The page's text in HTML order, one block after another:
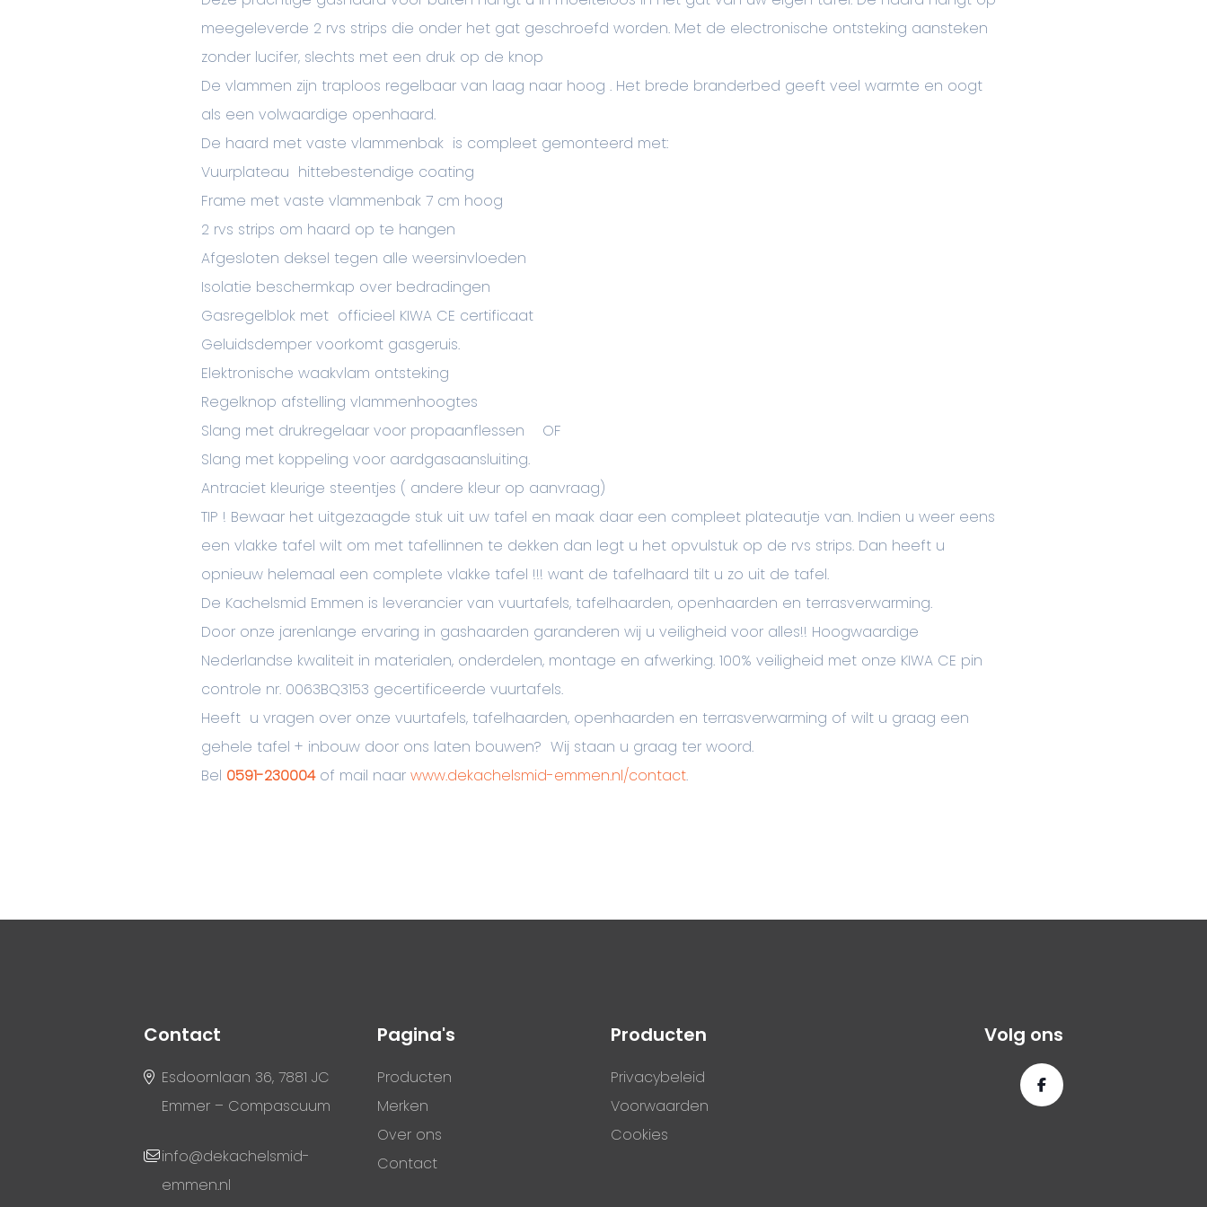
meegeleverde 2 rvs strips die onder het gat geschroefd worden. Met de electronische ontsteking aansteken
zonder lucifer, slechts met een druk op de knop
De vlammen zijn traploos regelbaar van laag naar hoog . Het brede branderbed geeft veel warmte en oogt
als een volwaardige openhaard.
De haard met vaste vlammenbak is compleet gemonteerd met:
Vuurplateau hittebestendige coating
Frame met vaste vlammenbak 7 cm hoog
2 rvs strips om haard op te hangen
Afgesloten deksel tegen alle weersinvloeden
Isolatie beschermkap over bedradingen
Gasregelblok met officieel KIWA CE certificaat
Geluidsdemper voorkomt gasgeruis.
Elektronische waakvlam ontsteking
Regelknop afstelling vlammenhoogtes
Slang met drukregelaar voor propaanflessen OF
Slang met koppeling voor aardgasaansluiting.
Antraciet kleurige steentjes ( andere kleur op aanvraag)
TIP ! Bewaar het uitgezaagde stuk uit uw tafel en maak daar een compleet plateautje van. Indien u weer eens
een vlakke tafel wilt om met tafellinnen te dekken dan legt u het opvulstuk op de rvs strips. Dan heeft u
opnieuw helemaal een complete vlakke tafel !!! want de tafelhaard tilt u zo uit de tafel.
De Kachelsmid Emmen is leverancier van vuurtafels, tafelhaarden, openhaarden en terrasverwarming.
Door onze jarenlange ervaring in gashaarden garanderen wij u veiligheid voor alles!! Hoogwaardige
Nederlandse kwaliteit in materialen, onderdelen, montage en afwerking. 100% veiligheid met onze KIWA CE pin
controle nr. 0063BQ3153 gecertificeerde vuurtafels.
Heeft u vragen over onze vuurtafels, tafelhaarden, openhaarden en terrasverwarming of wilt u graag een
gehele tafel + inbouw door ons laten bouwen? Wij staan u graag ter woord.
Bel 0591-230004of mail naar www.dekachelsmid-emmen.nl/contact.
Contact
Esdoornlaan 36, 7881 JC
Emmer – Compascuum
info@dekachelsmid-
emmen.nl
Pagina's
Producten
Merken
Over ons
Contact
Producten
Privacybeleid
Voorwaarden
Cookies
Volg ons